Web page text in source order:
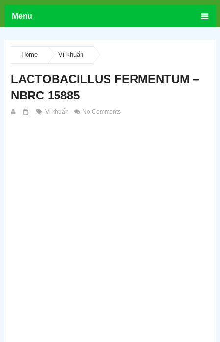
Menu
Home Vi khuẩn
LACTOBACILLUS FERMENTUM –
NBRC 15885
Vi khuẩn No Comments